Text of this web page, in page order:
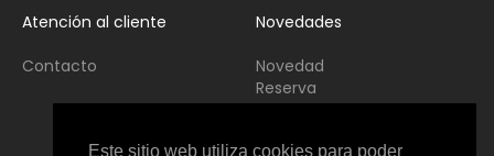
Este sitio web utiliza cookies para poder
Atención al cliente
Contacto
Novedades
Novedad
Reserva
Usado